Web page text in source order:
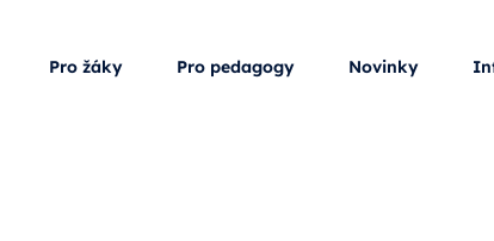
Pro žáky Pro pedagogy Novinky